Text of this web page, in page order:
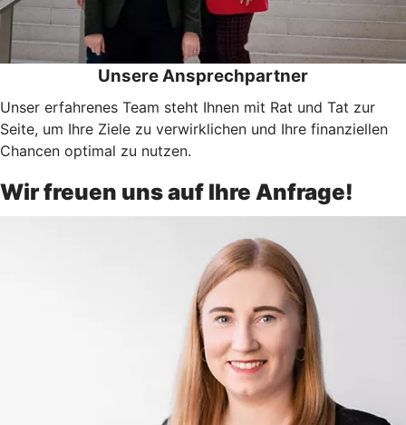
Unsere Ansprechpartner
Unser erfahrenes Team steht Ihnen mit Rat und Tat zur
Seite, um Ihre Ziele zu verwirklichen und Ihre finanziellen
Chancen optimal zu nutzen.
Wir freuen uns auf Ihre Anfrage!